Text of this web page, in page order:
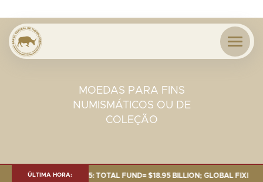
MOEDAS PARA FINS
NUMISMÁTICOS OU DE
COLEÇÃO
ÚLTIMA HORA:
AS OF 30 SEP. 2025: TOTAL FUND= $18.95 BILLION; GLOBAL FIXED